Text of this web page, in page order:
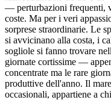
— perturbazioni frequenti,
coste. Ma per i veri
sorprese straordinarie. Le
si avvicinano alla costa, i
sogliole si fanno trovare
giornate cortissime —
concentrate ma le rare
produttive dell'anno. Il
occasionali, appartiene a